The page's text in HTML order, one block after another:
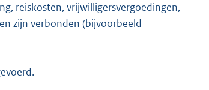
reiskosten, vrijwilligersvergoedingen,
zijn verbonden (bijvoorbeeld